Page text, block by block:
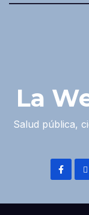
La
Salud pública,